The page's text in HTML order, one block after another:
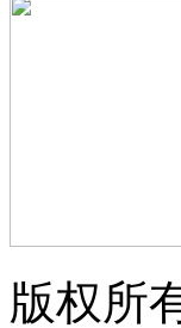
版权所